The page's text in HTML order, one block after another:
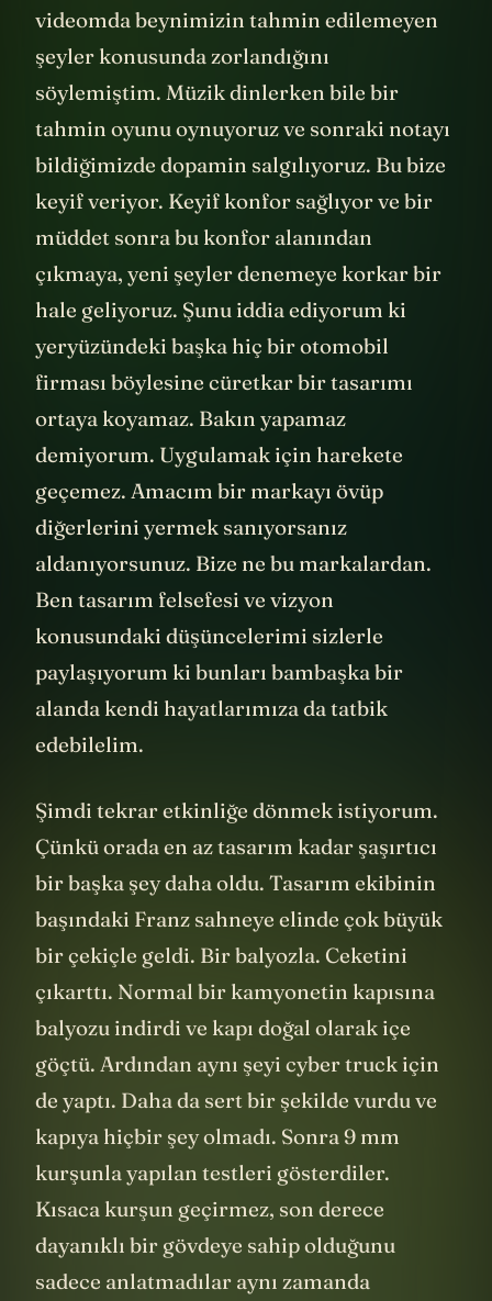
durumlarda zorlanırız. Daha önceki bir
videomda beynimizin tahmin edilemeyen
şeyler konusunda zorlandığını
söylemiştim. Müzik dinlerken bile bir
tahmin oyunu oynuyoruz ve sonraki notayı
bildiğimizde dopamin salgılıyoruz. Bu bize
keyif veriyor. Keyif konfor sağlıyor ve bir
müddet sonra bu konfor alanından
çıkmaya, yeni şeyler denemeye korkar bir
hale geliyoruz. Şunu iddia ediyorum ki
yeryüzündeki başka hiç bir otomobil
firması böylesine cüretkar bir tasarımı
ortaya koyamaz. Bakın yapamaz
demiyorum. Uygulamak için harekete
geçemez. Amacım bir markayı övüp
diğerlerini yermek sanıyorsanız
aldanıyorsunuz. Bize ne bu markalardan.
Ben tasarım felsefesi ve vizyon
konusundaki düşüncelerimi sizlerle
paylaşıyorum ki bunları bambaşka bir
alanda kendi hayatlarımıza da tatbik
Şimdi tekrar etkinliğe dönmek istiyorum.
Çünkü orada en az tasarım kadar şaşırtıcı
bir başka şey daha oldu. Tasarım ekibinin
başındaki Franz sahneye elinde çok büyük
bir çekiçle geldi. Bir balyozla. Ceketini
çıkarttı. Normal bir kamyonetin kapısına
balyozu indirdi ve kapı doğal olarak içe
göçtü. Ardından aynı şeyi cyber truck için
de yaptı. Daha da sert bir şekilde vurdu ve
kapıya hiçbir şey olmadı. Sonra 9 mm
kurşunla yapılan testleri gösterdiler.
Kısaca kurşun geçirmez, son derece
dayanıklı bir gövdeye sahip olduğunu